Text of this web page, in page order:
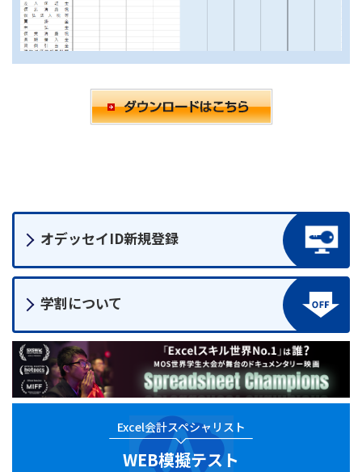
オデッセイID新規登録
学割について
Excel会計スペシャリスト
WEB模擬テスト